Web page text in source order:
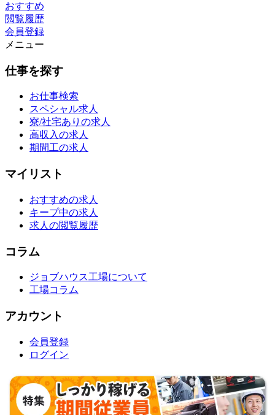
おすすめ
閲覧履歴
会員登録
メニュー
仕事を探す
お仕事検索
スペシャル求人
寮/社宅ありの求人
高収入の求人
期間工の求人
マイリスト
おすすめの求人
キープ中の求人
求人の閲覧履歴
コラム
ジョブハウス工場について
工場コラム
アカウント
会員登録
ログイン